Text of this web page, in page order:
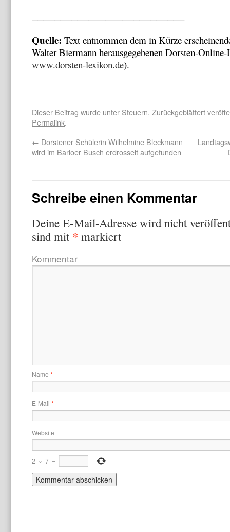
Quelle: Text entnommen dem in Kürze
Walter Biermann herausgegebenen Dorsten-
www.dorsten-lexikon.de).
Dieser Beitrag wurde unter Steuern, Zurückgeblättert
Permalink.
← Dorstener Schülerin Wilhelmine Bleckmann
wird im Barloer Busch erdrosselt aufgefunden
Schreibe einen Kommentar
Deine E-Mail-Adresse wird nicht
sind mit * markiert
Kommentar
Name *
E-Mail *
Website
2 × 7 =